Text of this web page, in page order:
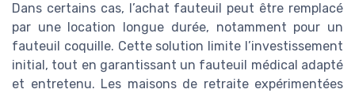
Dans certains cas, l’achat fauteuil peut être remplacé
par une location longue durée, notamment pour un
fauteuil coquille. Cette solution limite l’investissement
initial, tout en garantissant un fauteuil médical adapté
et entretenu. Les maisons de retraite expérimentées